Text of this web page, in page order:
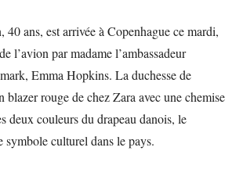
ans, est arrivée à Copenhague ce mardi,
l’avion par madame l’ambassadeur
Emma Hopkins. La duchesse de
blazer rouge de chez Zara avec une chemise
deux couleurs du drapeau danois, le
symbole culturel dans le pays.